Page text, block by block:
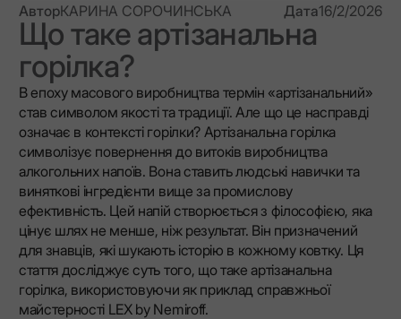
АвторКАРИНА СОРОЧИНСЬКА Дата16/2/2026
Що таке артізанальна
горілка?
В епоху масового виробництва термін «артізанальний»
став символом якості та традиції. Але що це насправді
означає в контексті горілки? Артізанальна горілка
символізує повернення до витоків виробництва
алкогольних напоїв. Вона ставить людські навички та
виняткові інгредієнти вище за промислову
ефективність. Цей напій створюється з філософією, яка
цінує шлях не менше, ніж результат. Він призначений
для знавців, які шукають історію в кожному ковтку. Ця
стаття досліджує суть того, що таке артізанальна
горілка, використовуючи як приклад справжньої
майстерності LEX by Nemiroff.